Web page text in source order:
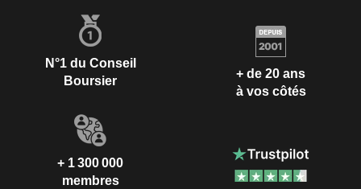
N°1 du Conseil
Boursier
+ de 20 ans
à vos côtés
+ 1 300 000
membres